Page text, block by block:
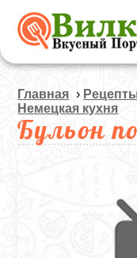
Главная ›
Немецкая кухня
Бульон